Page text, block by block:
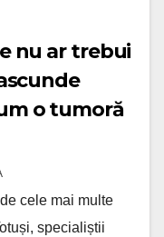
nu ar trebui
o tumoră
cele mai multe
specialiștii